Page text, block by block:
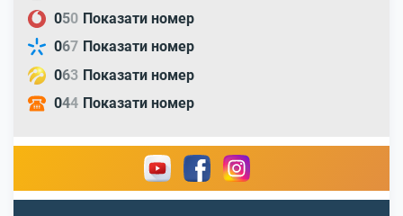
050 Показати номер
067 Показати номер
063 Показати номер
044 Показати номер